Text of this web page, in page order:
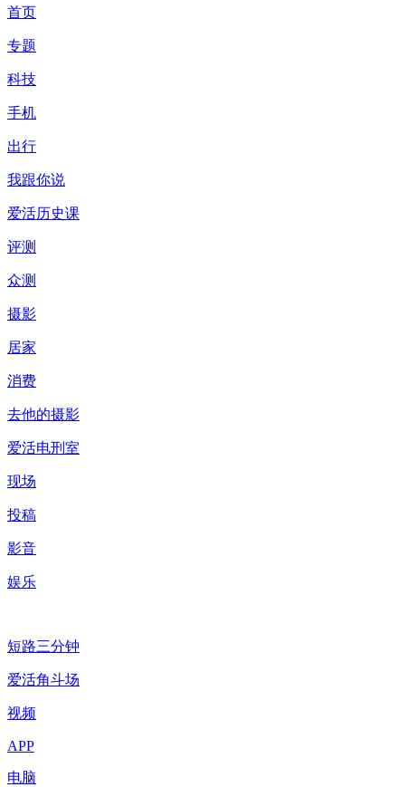
首页
专题
科技
手机
出行
我跟你说
爱活历史课
评测
众测
摄影
居家
消费
去他的摄影
爱活电刑室
现场
投稿
影音
娱乐
短路三分钟
爱活角斗场
视频
APP
电脑